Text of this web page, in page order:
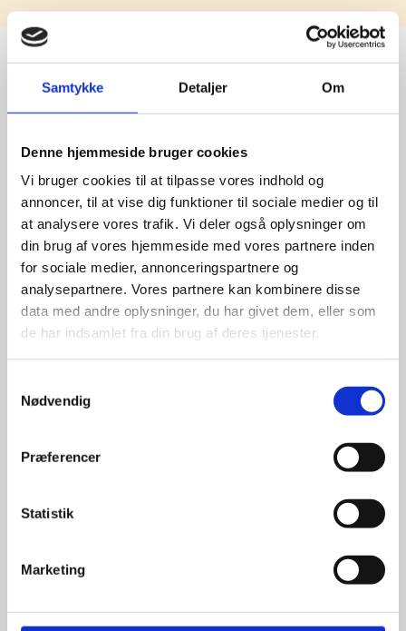
Samtykke Detaljer Om
Denne hjemmeside bruger cookies
Vi bruger cookies til at tilpasse vores indhold og
annoncer, til at vise dig funktioner til sociale medier og til
at analysere vores trafik. Vi deler også oplysninger om
din brug af vores hjemmeside med vores partnere inden
for sociale medier, annonceringspartnere og
analysepartnere. Vores partnere kan kombinere disse
data med andre oplysninger, du har givet dem, eller som
de har indsamlet fra din brug af deres tjenester.
Nødvendig
Præferencer
Statistik
Marketing
Stærke
leverandører
giver større
udvalg
For at sikre høj kvalitet og stor
leveringssikkerhed samarbejder vi
med de største og mest
anerkendte leverandører inden for
idé til et konkret produkt, eller et